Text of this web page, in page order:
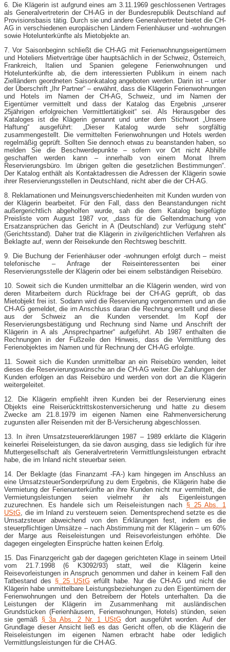
6. Die Klägerin ist aufgrund eines am 3.11.1969 geschlossenen Vertrages
als Generalvertreterin der CH-AG in der Bundesrepublik Deutschland auf
Provisionsbasis tätig. Durch sie und andere Generalvertreter bietet die CH-
AG in verschiedenen europäischen Ländern Ferienhäuser und -wohnungen
sowie Hotelunterkünfte als Mietobjekte an.
7. Vor Saisonbeginn schließt die CH-AG mit Ferienwohnungseigentümern
und Hoteliers Mietverträge über hauptsächlich in der Schweiz, Österreich,
Frankreich, Italien und Spanien gelegene Ferienwohnungen und
Hotelunterkünfte ab, die dem interessierten Publikum in einem nach
Zielländern geordneten Saisonkatalog angeboten werden. Darin ist – unter
der Überschrift „Ihr Partner“ – erwähnt, dass die Klägerin Ferienwohnungen
und Hotels im Namen der CH-AG, Schweiz, und im Namen der
Eigentümer vermittelt und dass der Katalog das Ergebnis „unserer
25jährigen erfolgreichen Vermittlertätigkeit“ sei. Als Herausgeber des
Kataloges ist die Klägerin genannt und unter dem Stichwort „Unsere
Haftung“ ausgeführt: „Dieser Katalog wurde sehr sorgfältig
zusammengestellt. Die vermittelten Ferienwohnungen und Hotels werden
regelmäßig geprüft. Sollten Sie dennoch etwas zu beanstanden haben, so
melden Sie die Beschwerdepunkte – sofern vor Ort nicht Abhilfe
geschaffen werden kann – innerhalb von einem Monat Ihrem
Reservierungsbüro. Im übrigen gelten die gesetzlichen Bestimmungen“.
Der Katalog enthält als Kontaktadressen die Adressen der Klägerin sowie
ihrer Reservierungsstellen in Deutschland, nicht aber die der CH-AG.
8. Reklamationen und Meinungsverschiedenheiten mit Kunden wurden von
der Klägerin bearbeitet. Für den Fall, dass den Beanstandungen nicht
außergerichtlich abgeholfen wurde, sah die dem Katalog beigefügte
Preisliste vom August 1987 vor, „dass für die Geltendmachung von
Ersatzansprüchen das Gericht in A (Deutschland) zur Verfügung steht“
(Gerichtsstand). Daher trat die Klägerin in zivilgerichtlichen Verfahren als
Beklagte auf, wenn der Reisekunde den Rechtsweg beschritt.
9. Die Buchung der Ferienhäuser oder -wohnungen erfolgt durch – meist
telefonische – Anfrage der Reiseinteressenten bei einer
Reservierungsstelle der Klägerin oder bei einem selbständigen Reisebüro.
10. Soweit sich die Kunden unmittelbar an die Klägerin wenden, wird von
deren Mitarbeitern durch Rückfrage bei der CH-AG geprüft, ob das
Mietobjekt frei ist. Sodann wird die Reservierung vorgenommen und an die
CH-AG gemeldet, die im Anschluss daran die Rechnung erstellt und diese
aus der Schweiz an die Kunden versendet. Im Kopf der
Reservierungsbestätigung und Rechnung sind Name und Anschrift der
Klägerin in A als „Ansprechpartner“ aufgeführt. Ab 1987 enthalten die
Rechnungen in der Fußzeile den Hinweis, dass die Vermittlung des
Ferienobjektes im Namen und für Rechnung der CH-AG erfolgte.
11. Soweit sich die Kunden unmittelbar an ein Reisebüro wenden, leitet
dieses die Reservierungswünsche an die CH-AG weiter. Die Zahlungen der
Kunden erfolgen an das Reisebüro und werden von dort an die Klägerin
weitergeleitet.
12. Die Klägerin empfiehlt ihren Kunden bei der Reservierung eines
Objekts eine Reiserücktrittskostenversicherung und hatte zu diesem
Zwecke am 21.8.1979 im eigenen Namen eine Rahmenversicherung
zugunsten aller Reisenden mit der B-Versicherung abgeschlossen.
13. In ihren Umsatzsteuererklärungen 1987 – 1989 erklärte die Klägerin
keinerlei Reiseleistungen, da sie davon ausging, dass sie lediglich für ihre
Muttergesellschaft als Generalvertreterin Vermittlungsleistungen erbracht
habe, die im Inland nicht steuerbar seien.
14. Der Beklagte (das Finanzamt -FA-) kam hingegen im Anschluss an
eine UmsatzsteuerSonderprüfung zu dem Ergebnis, die Klägerin habe die
Vermietung der Ferienunterkünfte an ihre Kunden nicht nur vermittelt, die
Vermietungsleistungen seien vielmehr ihr als Eigenleistungen
zuzurechnen. Es handele sich um Reiseleistungen nach § 25 Abs. 1
UStG , die im Inland zu versteuern seien. Dementsprechend setzte es die
Umsatzsteuer abweichend von den Erklärungen fest, indem es die
steuerpflichtigen Umsätze – nach Abstimmung mit der Klägerin – um 60%
der Marge aus Reiseleistungen und Reisevorleistungen erhöhte. Die
dagegen eingelegten Einsprüche hatten keinen Erfolg.
15. Das Finanzgericht gab der dagegen gerichteten Klage in seinem Urteil
vom 21.7.1998 (6 K3092/93) statt, weil die Klägerin keine
Reisevorleistungen in Anspruch genommen und daher in keinem Fall den
Tatbestand des § 25 UStGerfüllt habe. Nur die CH-AG und nicht die
Klägerin habe unmittelbare Leistungsbeziehungen zu den Eigentümern der
Ferienwohnungen und den Betreibern der Hotels unterhalten. Da die
Leistungen der Klägerin im Zusammenhang mit ausländischen
Grundstücken (Ferienhäusern, Ferienwohnungen, Hotels) stünden, seien
sie gemäß § 3a Abs. 2 Nr. 1 UStG dort ausgeführt worden. Auf der
Grundlage dieser Ansicht ließ es das Gericht offen, ob die Klägerin die
Reiseleistungen im eigenen Namen erbracht habe oder lediglich
Vermittlungsleistungen für die CH-AG.